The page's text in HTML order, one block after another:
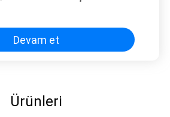
Devam et
Ürünleri